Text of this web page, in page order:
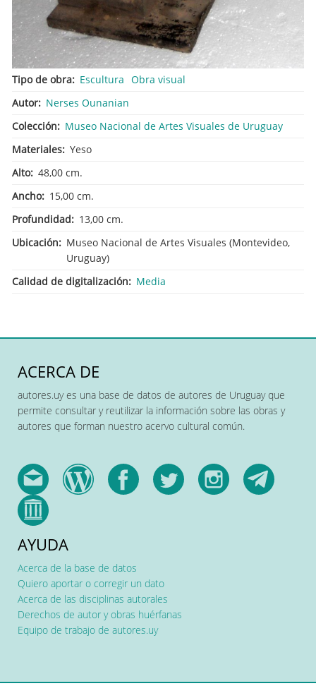
Tipo de obra Escultura Obra visual
Autor
Nerses Ounanian
Colección
Museo Nacional de Artes Visuales de Uruguay
Materiales Yeso
Alto 48,00 cm.
Ancho
15,00 cm.
Profundidad
13,00 cm.
Ubicación
Museo Nacional de Artes Visuales (Montevideo,
Uruguay)
Calidad de digitalización
Media
ACERCA DE
autores.uy es una base de datos de autores de Uruguay que
permite consultar y reutilizar la información sobre las obras y
autores que forman nuestro acervo cultural común.
AYUDA
Acerca de la base de datos
Quiero aportar o corregir un dato
Acerca de las disciplinas autorales
Derechos de autor y obras huérfanas
Equipo de trabajo de autores.uy